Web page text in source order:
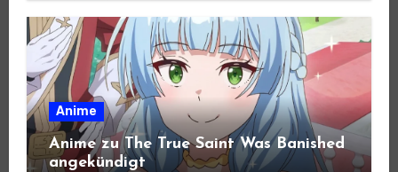
Anime
Anime zu The True Saint Was Banished
angekündigt